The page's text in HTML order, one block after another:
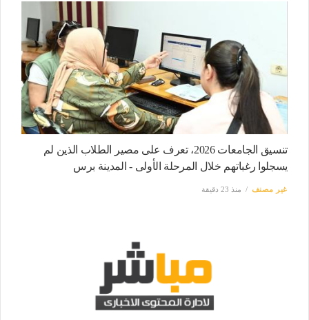
تنسيق الجامعات 2026، تعرف على مصير الطلاب الذين لم
يسجلوا رغباتهم خلال المرحلة الأولى - المدينة برس
غير مصنف منذ 23 دقيقة